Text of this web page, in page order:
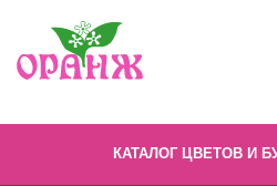
КАТАЛОГ ЦВЕТОВ И